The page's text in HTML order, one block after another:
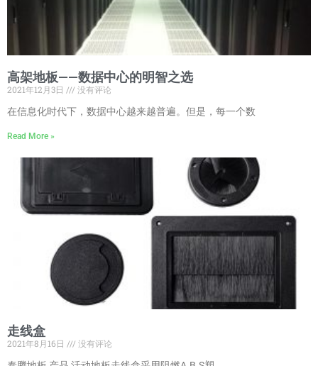
高架地板——数据中心的明智之选
2021年12月3日
没有评论
在信息化时代下，数据中心越来越普遍。但是，每一个数
Read More »
走线盒
2021年8月16日
没有评论